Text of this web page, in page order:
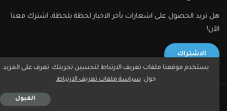
هل تريد الحصول على اشعارات بآخر الاخبار لحظة بلحظة، اشترك معنا
الآن!
الاشتراك
يستخدم موقعنا ملفات تعريف الارتباط لتحسين تجربتك. تعرف على المزيد
حول:سياسة ملفات تعريف الارتباط
القبول